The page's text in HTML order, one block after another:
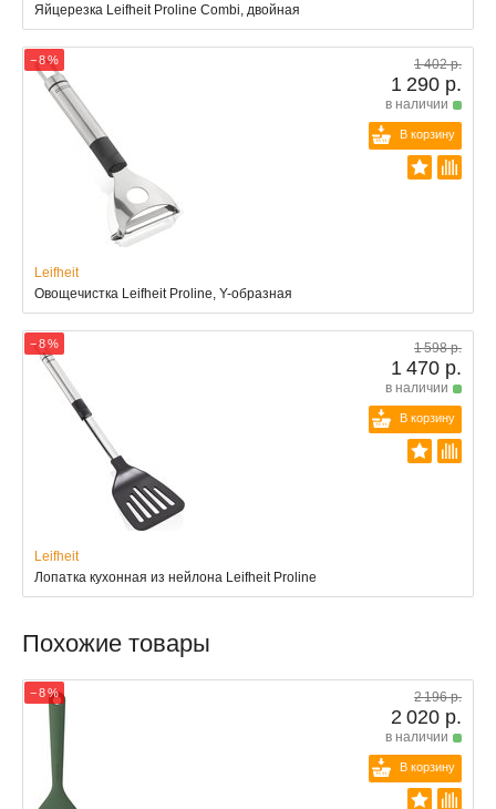
Яйцерезка Leifheit Proline Combi, двойная
− 8 % 1 402 р.
1 290 р.
в наличии
В корзину
Leifheit
Овощечистка Leifheit Proline, Y-образная
− 8 % 1 598 р.
1 470 р.
в наличии
В корзину
Leifheit
Лопатка кухонная из нейлона Leifheit Proline
Похожие товары
− 8 % 2 196 р.
2 020 р.
в наличии
В корзину